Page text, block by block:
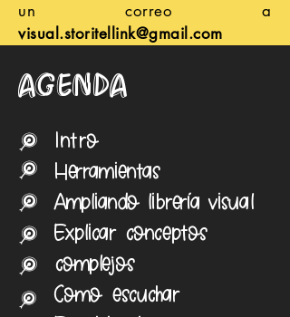
un correo a
visual.storitellink@gmail.com
agenda
J
J
J
J
J
J
Intro
Herramientas
Ampliando librería visual
Explicar conceptos
complejos
Como escuchar